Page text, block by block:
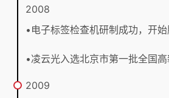
2008
•电子标签检查机研制成功，开
•凌云光入选北京市第一批全国
2009